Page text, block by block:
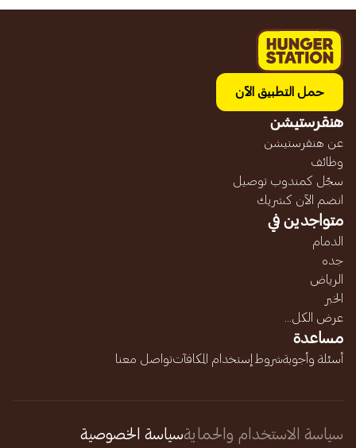
حمل التطبيق الآن
هنقرستيشن
عن هنقرستيشن
وظائف
سجّل كمندوب توصيل
انضم الآن كشريك
متواجدين في
الدمام
جده
الرياض
الخبر
عرض الكل...
مساعدة
أسئلة وأجوبةشروط إستخدام المكافآتتواصل معنا
سياسة الاستخدام والحمايةسياسة الخصوصية